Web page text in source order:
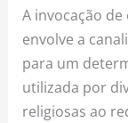
A invocação
envolve a
para um
utilizada por
religiosas ao